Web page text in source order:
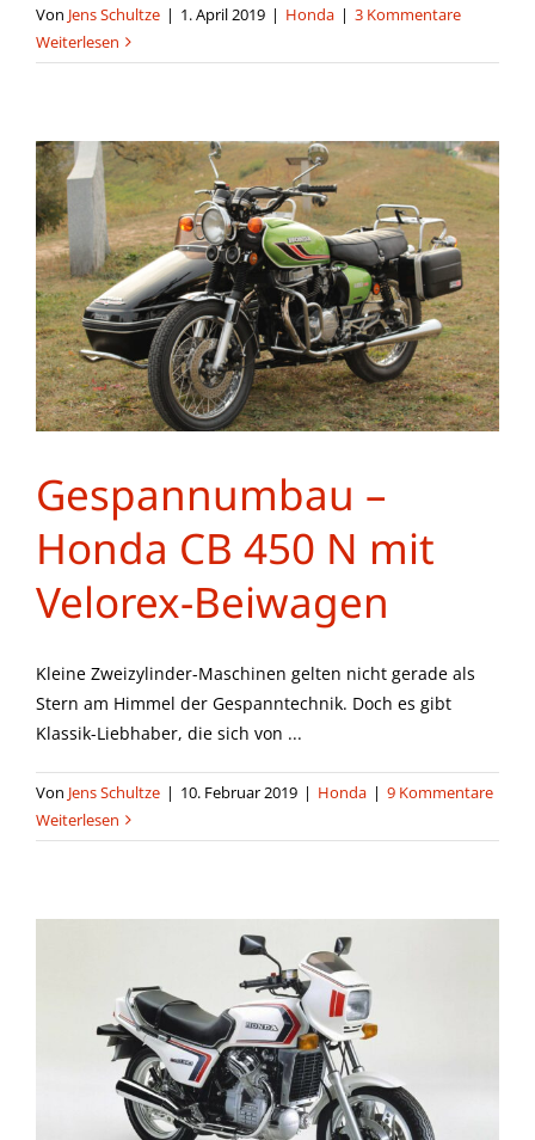
Von Jens Schultze | 1. April 2019 | Honda | 3 Kommentare
Weiterlesen
Gespannumbau –
Honda CB 450 N mit
Velorex-Beiwagen
Kleine Zweizylinder-Maschinen gelten nicht gerade als
Stern am Himmel der Gespanntechnik. Doch es gibt
Klassik-Liebhaber, die sich von ...
Von Jens Schultze | 10. Februar 2019 | Honda | 9 Kommentare
Weiterlesen